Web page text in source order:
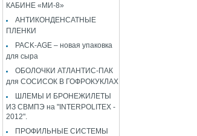
КАБИНЕ «МИ-8»
АНТИКОНДЕНСАТНЫЕ
ПЛЕНКИ
PACK-AGE – новая упаковка
для сыра
ОБОЛОЧКИ АТЛАНТИС-ПАК
для СОСИСОК В ГОФРОКУКЛАХ
ШЛЕМЫ И БРОНЕЖИЛЕТЫ
ИЗ СВМПЭ на "INTERPOLITEX -
2012".
ПРОФИЛЬНЫЕ СИСТЕМЫ